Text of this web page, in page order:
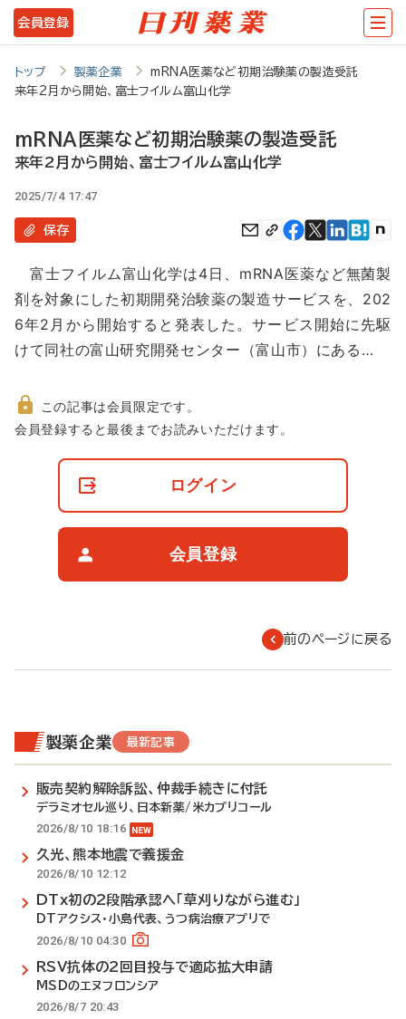
メ
イ
テ
ツ
に
動
会員登録
トップ 製薬企業
mRNA医薬など初期治験薬の製造受託
来年2月から開始、富士フイルム富山化学
mRNA医薬など初期治験薬の製造受託
来年2月から開始、富士フイルム富山化学
2025/7/4 17:47
保存
富士フイルム富山化学は4日、mRNA医薬など無菌製
剤を対象にした初期開発治験薬の製造サービスを、202
6年2月から開始すると発表した。サービス開始に先駆
けて同社の富山研究開発センター（富山市）にある…
非
この記事は会員限定です。
会員登録すると最後までお読みいただけます。
ログイン
会員登録
前のページに戻る
製薬企業 最新記事
販売契約解除訴訟、仲裁手続きに付託
デラミオセル巡り、日本新薬/米カプリコール
2026/8/10 18:16
久光、熊本地震で義援金
2026/8/10 12:12
DTx初の2段階承認へ「草刈りながら進む」
DTアクシス・小島代表、うつ病治療アプリで
2026/8/10 04:30
RSV抗体の2回目投与で適応拡大申請
MSDのエヌフロンシア
2026/8/7 20:43